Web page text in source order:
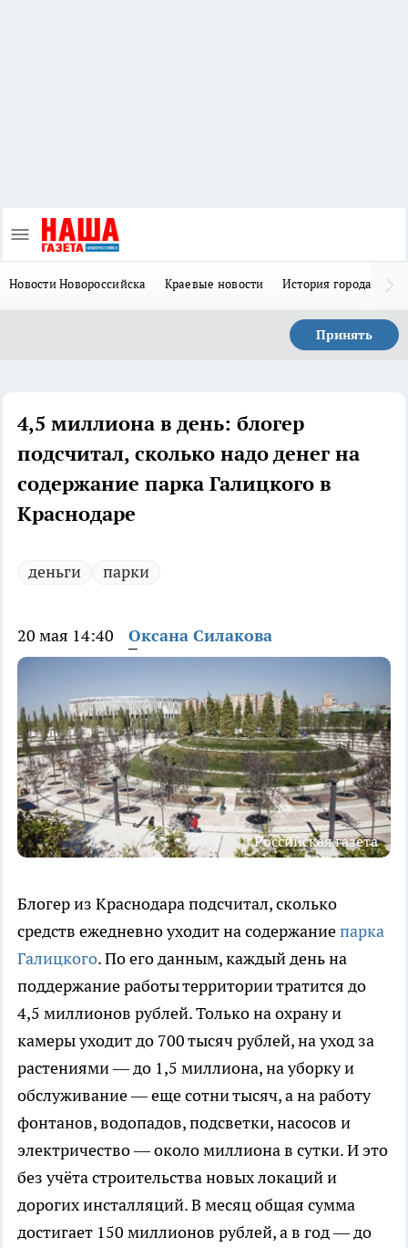
Новости Новороссийска Краевые новости История города Н
Принять
4,5 миллиона в день: блогер
подсчитал, сколько надо денег на
содержание парка Галицкого в
Краснодаре
деньги парки
20 мая 14:40 Оксана Силакова
Российская газета
Блогер из Краснодара подсчитал, сколько
средств ежедневно уходит на содержаниепарка
Галицкого. По его данным, каждый день на
поддержание работы территории тратится до
4,5 миллионов рублей. Только на охрану и
камеры уходит до 700 тысяч рублей, на уход за
растениями — до 1,5 миллиона, на уборку и
обслуживание — еще сотни тысяч, а на работу
фонтанов, водопадов, подсветки, насосов и
электричество — около миллиона в сутки. И это
без учёта строительства новых локаций и
дорогих инсталляций. В месяц общая сумма
достигает 150 миллионов рублей, а в год — до